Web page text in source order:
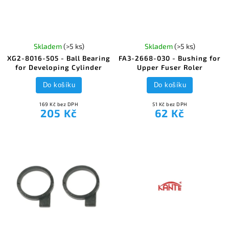
XG2-8016-505 - Ball Bearing
for Developing Cylinder
Skladem(>5 ks)
169 Kč bez DPH
205 Kč
Do košíku
FA3-2668-030 - Bushing for
Upper Fuser Roler
Skladem(>5 ks)
51 Kč bez DPH
62 Kč
Do košíku